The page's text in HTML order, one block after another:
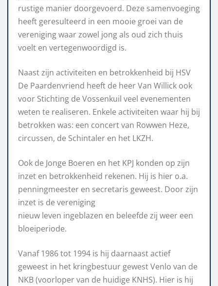
rustige manier doorgevoerd. Deze samenvoeging
heeft geresulteerd in een mooie groei van de
vereniging waar zowel jong als oud zich thuis
voelt en vertegenwoordigd is.
Naast zijn activiteiten en betrokkenheid bij HSV
De Paardenvriend heeft de heer Van Willick ook
voor Stichting de Vossenkuil veel evenementen
weten te realiseren. Enkele activiteiten waar hij bij
betrokken was: een concert van Rowwen Heze,
circussen, de Schintaler en het LKZH.
Ook de Jonge Boeren en het KPJ konden op zijn
inzet en betrokkenheid rekenen. Hij is hier o.a.
penningmeester en secretaris geweest. Door zijn
inzet is de vereniging
nieuw leven ingeblazen en beleefde zij weer een
bloeiperiode.
Vanaf 1986 tot 1994 is hij daarnaast actief
geweest in het kringbestuur gewest Venlo van de
NKB (voorloper van de huidige KNHS). Hier is hij